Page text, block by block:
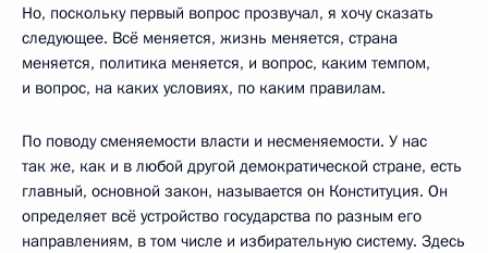
Но, поскольку первый вопрос прозвучал, я хочу сказать
следующее. Всё меняется, жизнь меняется, страна
меняется, политика меняется, и вопрос, каким темпом,
и вопрос, на каких условиях, по каким правилам.
По поводу сменяемости власти и несменяемости. У нас
так же, как и в любой другой демократической стране, есть
главный, основной закон, называется он Конституция. Он
определяет всё устройство государства по разным его
направлениям, в том числе и избирательную систему. Здесь